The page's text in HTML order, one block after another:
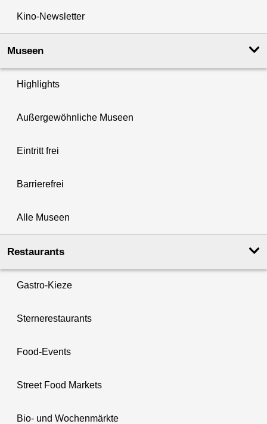
Kino-Newsletter
Museen
Highlights
Außergewöhnliche Museen
Eintritt frei
Barrierefrei
Alle Museen
Restaurants
Gastro-Kieze
Sternerestaurants
Food-Events
Street Food Markets
Bio- und Wochenmärkte